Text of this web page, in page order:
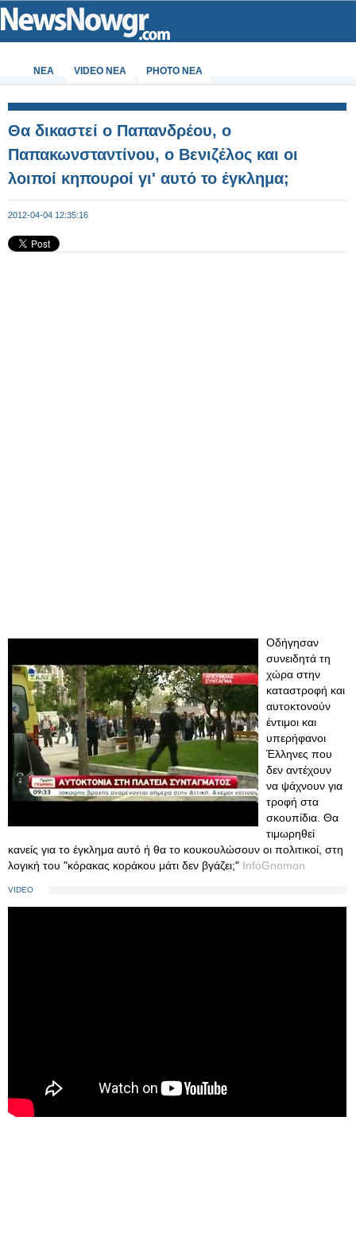
ΝΕΑ VIDEO NEA PHOTO NEA
Θα δικαστεί ο Παπανδρέου, ο
Παπακωνσταντίνου, ο Βενιζέλος και οι
λοιποί κηπουροί γι' αυτό το έγκλημα;
2012-04-04 12:35:16
Οδήγησαν
συνειδητά τη
χώρα στην
καταστροφή και
αυτοκτονούν
έντιμοι και
υπερήφανοι
Έλληνες που
δεν αντέχουν
να ψάχνουν για
τροφή στα
σκουπίδια. Θα
τιμωρηθεί
κανείς για το έγκλημα αυτό ή θα το κουκουλώσουν οι πολιτικοί, στη
λογική του "κόρακας κοράκου μάτι δεν βγάζει;" InfoGnomon
VIDEO